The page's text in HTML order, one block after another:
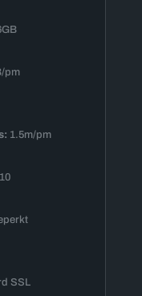
pm
1.5m/pm
10
SSL